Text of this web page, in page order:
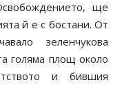
ще
й е с бостани. От
зеленчукова
голяма площ около
и бившия